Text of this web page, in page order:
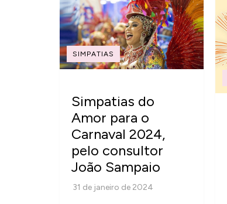
SIMPATIAS
Simpatias do
Amor para o
Carnaval 2024,
pelo consultor
João Sampaio